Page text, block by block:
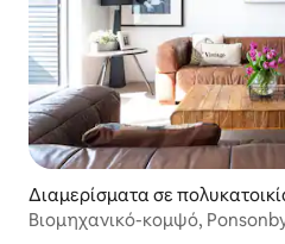
Διαμερίσματα σε
αντ
Βιομηχανικό-κομψό,